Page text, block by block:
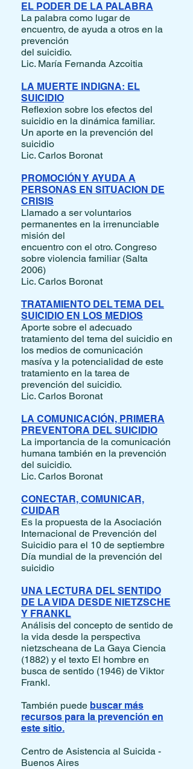
EL PODER DE LA PALABRA
La palabra como lugar de
encuentro, de ayuda a otros en la
prevención
del suicidio.
Lic. María Fernanda Azcoitia
LA MUERTE INDIGNA: EL
SUICIDIO
Reflexion sobre los efectos del
suicidio en la dinámica familiar.
Un aporte en la prevención del
suicidio
Lic. Carlos Boronat
PROMOCIÓN Y AYUDA A
PERSONAS EN SITUACION DE
CRISIS
Llamado a ser voluntarios
permanentes en la irrenunciable
misión del
encuentro con el otro. Congreso
sobre violencia familiar (Salta
2006)
Lic. Carlos Boronat
TRATAMIENTO DEL TEMA DEL
SUICIDIO EN LOS MEDIOS
Aporte sobre el adecuado
tratamiento del tema del suicidio en
los medios de comunicación
masíva y la potencialidad de este
tratamiento en la tarea de
prevención del suicidio.
Lic. Carlos Boronat
LA COMUNICACIÓN, PRIMERA
PREVENTORA DEL SUICIDIO
La importancia de la comunicación
humana también en la prevención
del suicidio.
Lic. Carlos Boronat
CONECTAR, COMUNICAR,
CUIDAR
Es la propuesta de la Asociación
Internacional de Prevención del
Suicidio para el 10 de septiembre
Día mundial de la prevención del
suicidio
UNA LECTURA DEL SENTIDO
DE LA VIDA DESDE NIETZSCHE
Y FRANKL
Análisis del concepto de sentido de
la vida desde la perspectiva
nietzscheana de La Gaya Ciencia
(1882) y el texto El hombre en
busca de sentido (1946) de Viktor
Frankl.
También puede buscar más
recursos para la prevención en
este sitio.
Centro de Asistencia al Suicida -
Buenos Aires